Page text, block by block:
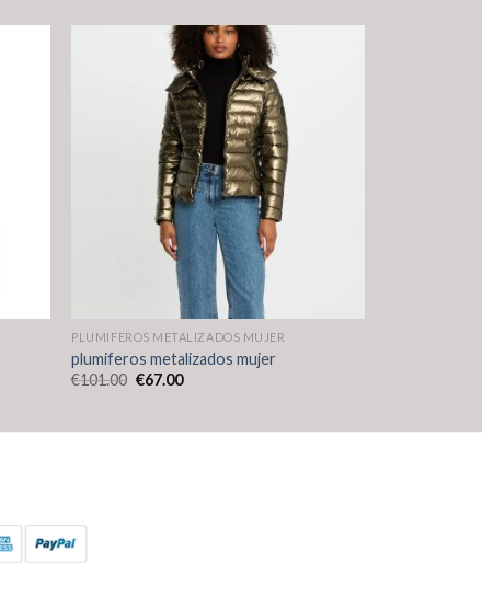
PLUMIFEROS METALIZADOS MUJER
plumiferos metalizados mujer
€101.00 €67.00